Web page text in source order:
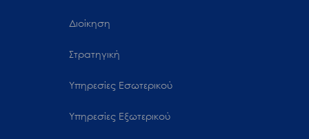
Διοίκηση
Στρατηγική
Υπηρεσίες Εσωτερικού
Υπηρεσίες Εξωτερικού